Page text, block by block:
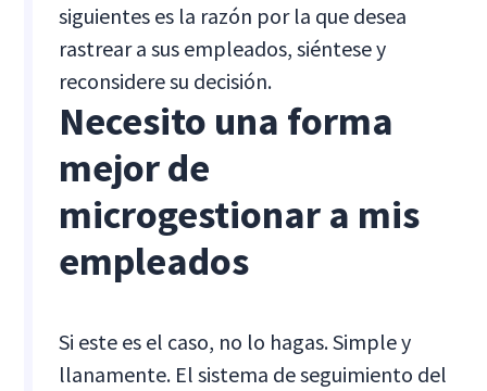
siguientes es la razón por la que desea
rastrear a sus empleados, siéntese y
reconsidere su decisión.
Necesito una forma
mejor de
microgestionar a mis
empleados
Si este es el caso, no lo hagas. Simple y
llanamente. El sistema de seguimiento del